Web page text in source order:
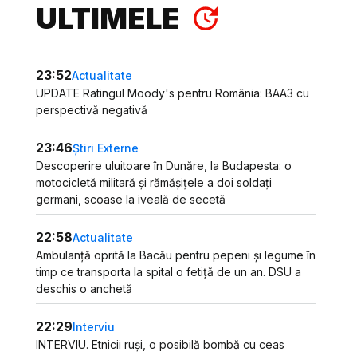
ULTIMELE
23:52Actualitate
UPDATE Ratingul Moody's pentru România: BAA3 cu
perspectivă negativă
23:46Știri Externe
Descoperire uluitoare în Dunăre, la Budapesta: o
motocicletă militară și rămășițele a doi soldați
germani, scoase la iveală de secetă
22:58Actualitate
Ambulanță oprită la Bacău pentru pepeni și legume în
timp ce transporta la spital o fetiță de un an. DSU a
deschis o anchetă
22:29Interviu
INTERVIU. Etnicii ruși, o posibilă bombă cu ceas